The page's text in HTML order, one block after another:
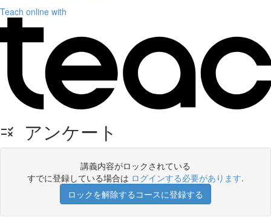
Teach online with
アンケート
講義内容がロックされている
すでに登録している場合は ログインする必要があります.
ロックを解除するコースに登録する